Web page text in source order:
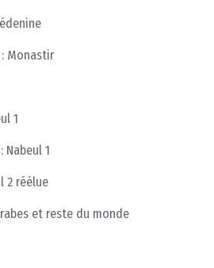
Monastir
1
Nabeul 1
2 réélue
et reste du monde